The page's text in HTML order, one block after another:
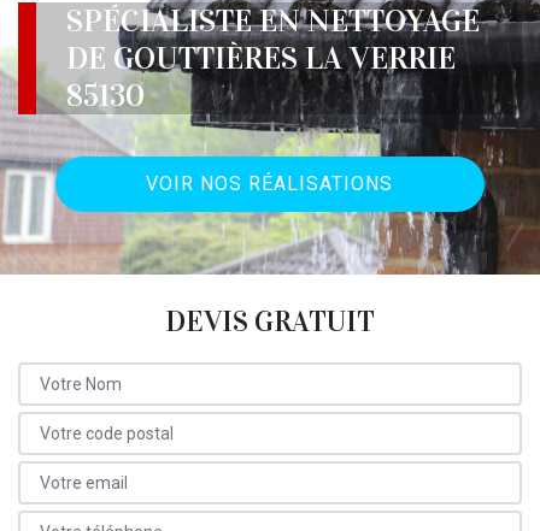
SPÉCIALISTE EN NETTOYAGE
DE GOUTTIÈRES LA VERRIE
85130
VOIR NOS RÉALISATIONS
DEVIS GRATUIT